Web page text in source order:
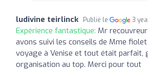
ludivine teirlinck Publié le 3
Expérience fantastique: Mr
avons suivi les conseils de Mme
voyage à Venise et tout était parfait,
organisation au top. Merci pour tout